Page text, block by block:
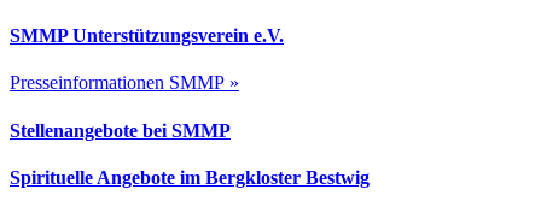
SMMP Unterstützungsverein e.V.
Presseinformationen SMMP »
Stellenangebote bei SMMP
Spirituelle Angebote im Bergkloster Bestwig